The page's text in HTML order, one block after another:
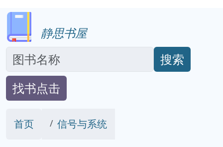
静思书屋
搜索
找书点击
首页 信号与系统